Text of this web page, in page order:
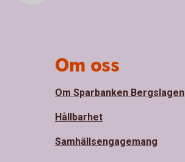
Om oss
Om Sparbanken Bergslagen
Hållbarhet
Samhällsengagemang